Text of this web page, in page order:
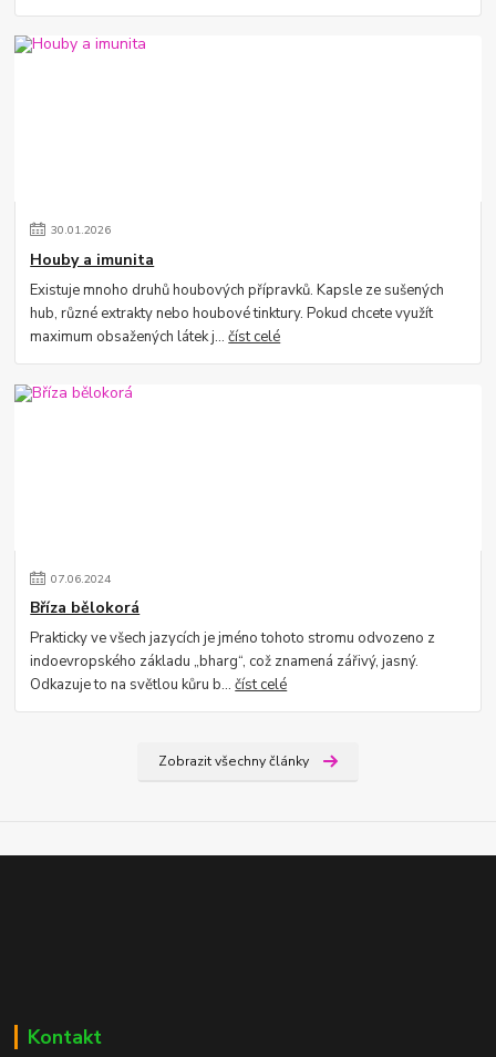
30.01.2026
Houby a imunita
Existuje mnoho druhů houbových přípravků. Kapsle ze sušených
hub, různé extrakty nebo houbové tinktury. Pokud chcete využít
maximum obsažených látek j...číst celé
07.06.2024
Bříza bělokorá
Prakticky ve všech jazycích je jméno tohoto stromu odvozeno z
indoevropského základu „bharg“, což znamená zářivý, jasný.
Odkazuje to na světlou kůru b...číst celé
Zobrazit všechny články
Kontakt